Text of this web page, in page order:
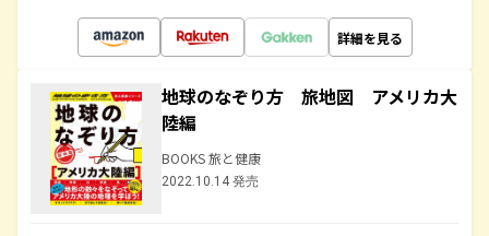
詳細を見る
地球のなぞり方 旅地図 アメリカ大
陸編
BOOKS 旅と健康
2022.10.14 発売